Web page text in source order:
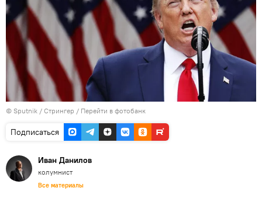
© Sputnik / Стрингер / Перейти в фотобанк
Подписаться
Иван Данилов
колумнист
Все материалы